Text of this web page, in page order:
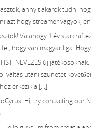
annyit akarok tudni
azt hogy streamer vagyok,
Valahogy 1 év
hogy van magyar liga.
HST: NEVEZÉS új
váltás utáni szünetet
érkezik a [...]
Hi, try contacting our